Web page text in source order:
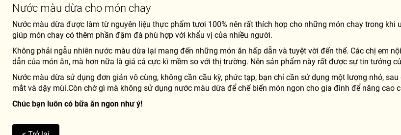
Nước màu dừa cho món chay
Nước màu dừa được làm từ nguyên liệu thực phẩm tươi 100% nên rất thích hợp cho những món chay trong
giúp món chay có thêm phần đậm đà phù hợp với khẩu vị của nhiều người.
Không phải ngẫu nhiên nước màu dừa lại mang đến những món ăn hấp dẫn và tuyệt vời đến thế. Các chị em
dẫn của món ăn, mà hơn nữa là giá cả cực kì mềm so với thị trường. Nên sản phẩm này rất được sự tin tưởng
Nước màu dừa sử dụng đơn giản vô cùng, không cần cầu kỳ, phức tạp, bạn chỉ cần sử dụng một lượng nhỏ,
mắt và dậy mùi.Còn chờ gì mà không sử dụng nước màu dừa để chế biến món ngon cho gia đình để nâng cao
Chúc bạn luôn có bữa ăn ngon như ý!